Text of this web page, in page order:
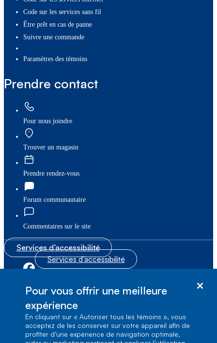
Code sur les services sans fil
Être prêt en cas de panne
Suivre une commande
paramètres des témoins
Prendre contact
Pour nous joindre
Trouver un magasin
Prendre rendez-vous
Forum communautaire
Commentaires sur le site
Services d’accessibilité
Services d’accessibilité
1, carrefour Alexander-Graham-Bell, Aile A-7,
Verdun, Québec, H3E 3B3
Pour vous offrir une meilleure
expérience
En cliquant sur « Autoriser tous les témoins », vous
acceptez de les conserver sur votre appareil afin de
profiter d’une expérience de navigation optimale,